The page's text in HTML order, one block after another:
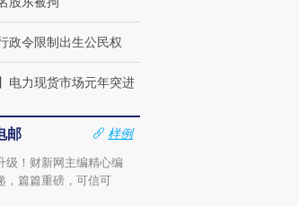
政令限制出生公民权
电力现货市场元年突进
邮
样例
级！财新网主编精心编
，篇篇重磅，可信可